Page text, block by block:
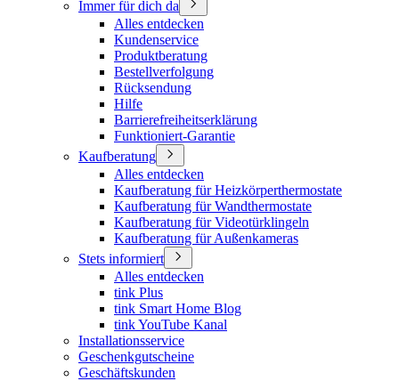
Immer für dich da
Alles entdecken
Kundenservice
Produktberatung
Bestellverfolgung
Rücksendung
Hilfe
Barrierefreiheitserklärung
Funktioniert-Garantie
Kaufberatung
Alles entdecken
Kaufberatung für Heizkörperthermostate
Kaufberatung für Wandthermostate
Kaufberatung für Videotürklingeln
Kaufberatung für Außenkameras
Stets informiert
Alles entdecken
tink Plus
tink Smart Home Blog
tink YouTube Kanal
Installationsservice
Geschenkgutscheine
Geschäftskunden